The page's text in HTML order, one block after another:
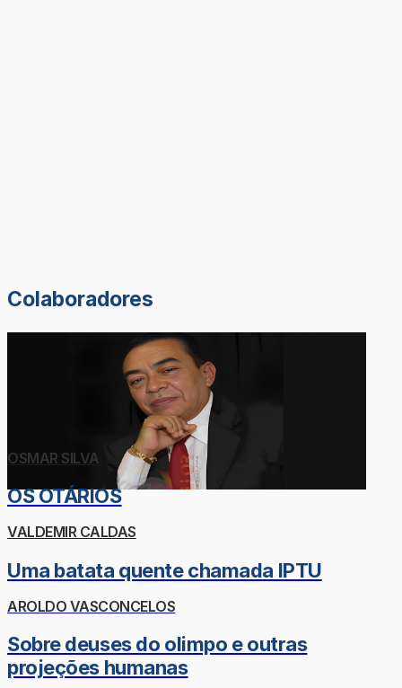
Colaboradores
OSMAR SILVA
OS OTÁRIOS
VALDEMIR CALDAS
Uma batata quente chamada IPTU
AROLDO VASCONCELOS
Sobre deuses do olimpo e outras
projeções humanas